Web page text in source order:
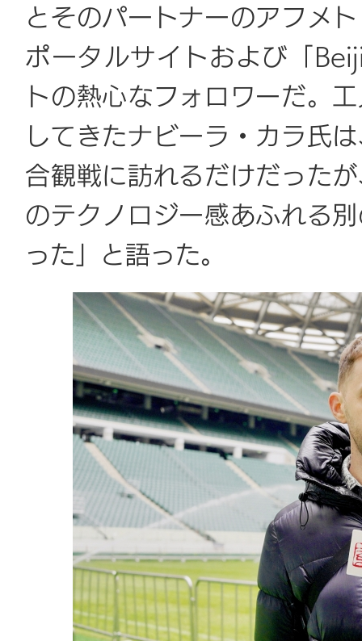
とそのパートナーのアフメ
ポータルサイトおよび「
トの熱心なフォロワーだ。
してきたナビーラ・カラ氏
合観戦に訪れるだけだった
のテクノロジー感あふれる
った」と語った。